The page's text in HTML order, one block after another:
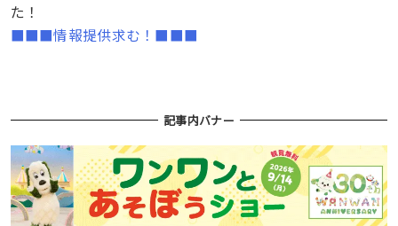
た！
■■■情報提供求む！■■■
記事内バナー